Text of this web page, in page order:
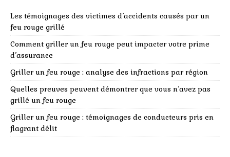
Les témoignages des victimes d’accidents causés par un
feu rouge grillé
Comment griller un feu rouge peut impacter votre prime
d’assurance
Griller un feu rouge : analyse des infractions par région
Quelles preuves peuvent démontrer que vous n’avez pas
grillé un feu rouge
Griller un feu rouge : témoignages de conducteurs pris en
flagrant délit